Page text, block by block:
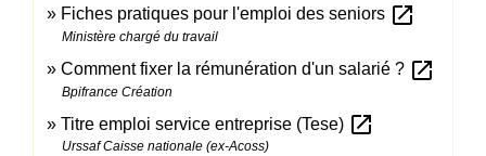
Fiches pratiques pour l'emploi des seniors open_in_new
Ministère chargé du travail
Comment fixer la rémunération d'un salarié ? open_in_new
Bpifrance Création
Titre emploi service entreprise (Tese) open_in_new
Urssaf Caisse nationale (ex-Acoss)